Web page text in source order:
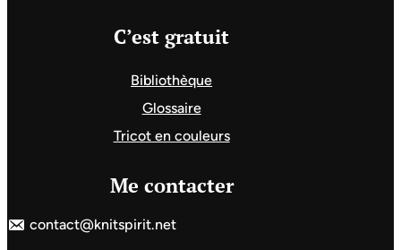
C’est gratuit
Bibliothèque
Glossaire
Tricot en couleurs
Me contacter
contact@knitspirit.net